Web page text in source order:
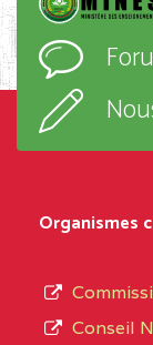
SUD-
l’ordre
type
Organismes
Conseil